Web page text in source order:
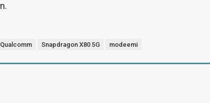
Qualcomm Snapdragon X80 5G modeemi